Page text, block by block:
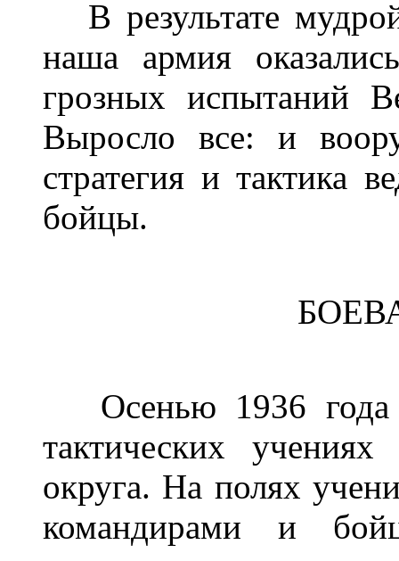
В результате
наша армия
грозных испытаний
Выросло все: и
стратегия и тактика
бойцы.
Осенью 1936 года
тактических
округа. На полях
командирами и